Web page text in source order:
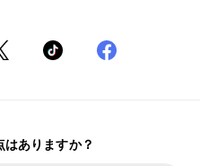
ありますか？